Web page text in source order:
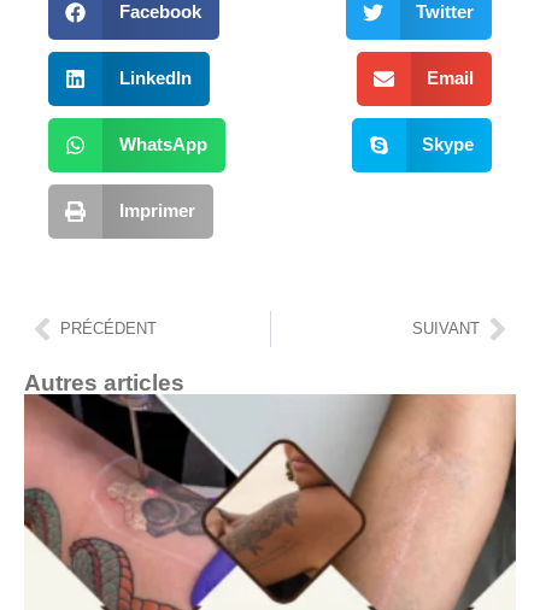
Facebook Twitter
LinkedIn Email
WhatsApp Skype
Imprimer
PRÉCÉDENT SUIVANT
Autres articles